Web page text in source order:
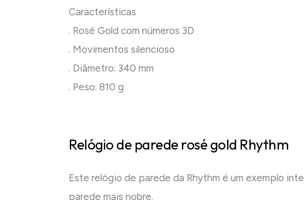
Características
. Rosé Gold com números 3D
. Movimentos silencioso
. Diâmetro: 340 mm
. Peso: 810 g
Relógio de parede rosé gold Rhythm
Este relógio de parede da Rhythm é um exemplo
parede mais nobre.